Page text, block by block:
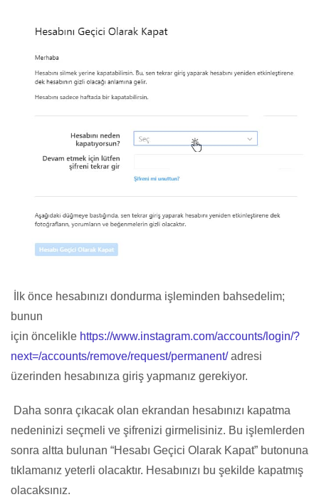
İlk önce hesabınızı dondurma işleminden bahsedelim;
bunun
için öncelikle https://www.instagram.com/accounts/login/?
next=/accounts/remove/request/permanent/adresi
üzerinden hesabınıza giriş yapmanız gerekiyor.
Daha sonra çıkacak olan ekrandan hesabınızı kapatma
nedeninizi seçmeli ve şifrenizi girmelisiniz. Bu işlemlerden
sonra altta bulunan “Hesabı Geçici Olarak Kapat” butonuna
tıklamanız yeterli olacaktır. Hesabınızı bu şekilde kapatmış
olacaksınız.